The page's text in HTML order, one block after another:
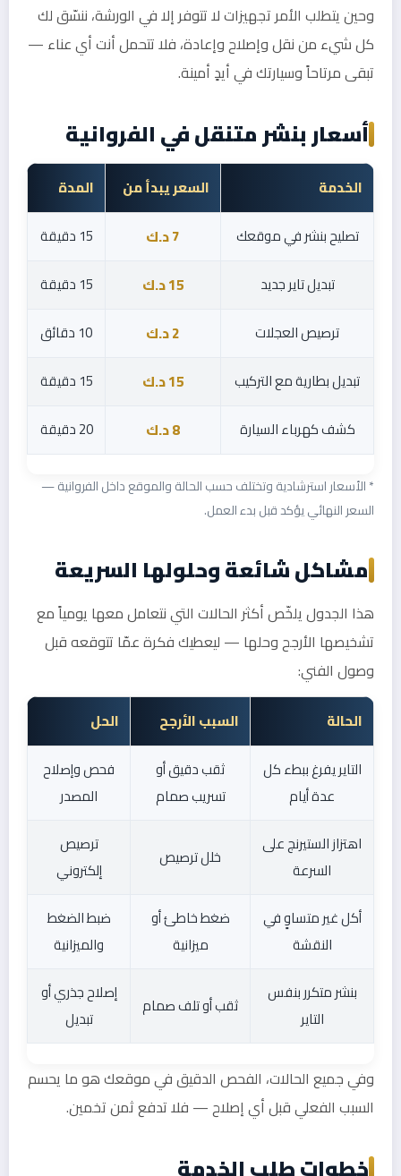
وحين يتطلب الأمر تجهيزات لا تتوفر إلا في الورشة، ننسّق لك
كل شيء من نقل وإصلاح وإعادة، فلا تتحمل أنت أي عناء —
تبقى مرتاحاً وسيارتك في أيدٍ أمينة.
أسعار بنشر متنقل في الفروانية
الخدمة السعر يبدأ من
المدة
تصليح بنشر في موقعك
7 د.ك
15 دقيقة
تبديل تاير جديد
15 د.ك
15 دقيقة
ترصيص العجلات
2 د.ك
10 دقائق
تبديل بطارية مع التركيب
15 د.ك
15 دقيقة
كشف كهرباء السيارة
8 د.ك 20 دقيقة
* الأسعار استرشادية وتختلف حسب الحالة والموقع داخل الفروانية —
السعر النهائي يؤكد قبل بدء العمل.
مشاكل شائعة وحلولها السريعة
هذا الجدول يلخّص أكثر الحالات التي نتعامل معها يومياً مع
تشخيصها الأرجح وحلها — ليعطيك فكرة عمّا تتوقعه قبل
وصول الفني:
الحالة السبب الأرجح
الحل
التاير يفرغ ببطء كل
عدة أيام
ثقب دقيق أو
تسريب صمام
فحص وإصلاح
المصدر
اهتزاز الستيرنج على
السرعة
خلل ترصيص
ترصيص
إلكتروني
أكل غير متساوٍ في
النقشة
ضغط خاطئ أو
ميزانية
ضبط الضغط
والميزانية
بنشر متكرر بنفس
التاير
ثقب أو تلف صمام
إصلاح جذري أو
تبديل
وفي جميع الحالات، الفحص الدقيق في موقعك هو ما يحسم
السبب الفعلي قبل أي إصلاح — فلا تدفع ثمن تخمين.
خطوات طلب الخدمة